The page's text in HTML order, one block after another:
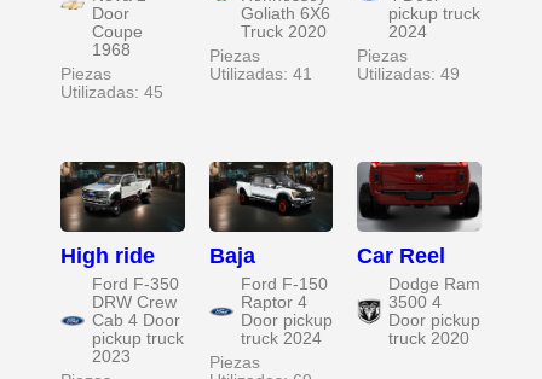
Door
Coupe
1968
Piezas
Utilizadas: 45
Goliath 6X6
Truck 2020
Piezas
Utilizadas: 41
pickup truck
2024
Piezas
Utilizadas: 49
High ride
Ford F-350
DRW Crew
Cab 4 Door
pickup truck
2023
Baja
Ford F-150
Raptor 4
Door pickup
truck 2024
Piezas
Car Reel
Dodge Ram
3500 4
Door pickup
truck 2020